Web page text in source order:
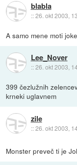
blabla
::26. okt 2003,
A samo mene moti
Lee_Nover
::26. okt 2003,
399 čezlužnih
krneki uglavnem
zile
::26. okt 2003,
Monster preveč ti je